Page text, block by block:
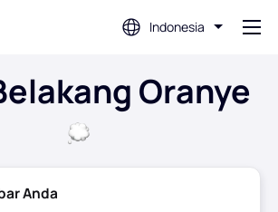
Indonesia
Oranye
Anda